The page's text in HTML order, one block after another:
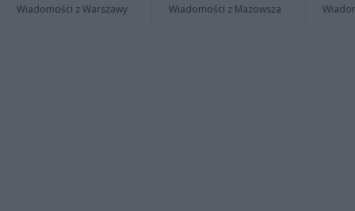
Wiadomości z Warszawy Wiadomości z Mazowsza